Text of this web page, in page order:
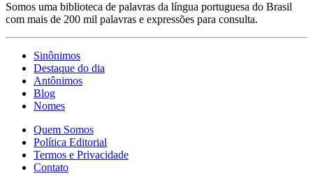
Somos uma biblioteca de palavras da língua portuguesa do Brasil
com mais de 200 mil palavras e expressões para consulta.
Sinônimos
Destaque do dia
Antônimos
Blog
Nomes
Quem Somos
Política Editorial
Termos e Privacidade
Contato